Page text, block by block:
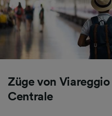
Züge von Viareggio
Centrale
Inhalten,
Entwicklung und
Angeboten.
Liste der Partner